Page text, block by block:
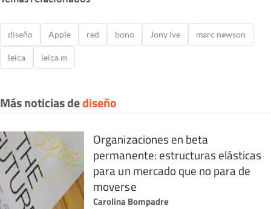
diseño Apple red bono Jony Ive marc newson
leica leica m
Más noticias dediseño
Organizaciones en beta
permanente: estructuras elásticas
para un mercado que no para de
moverse
Carolina Bompadre